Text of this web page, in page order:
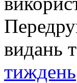
видань
тиждень